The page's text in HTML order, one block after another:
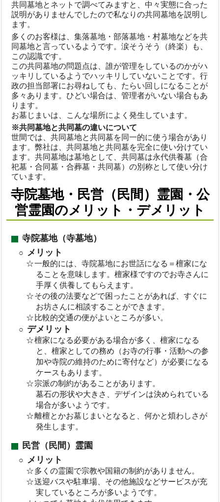
共同墓地とネットで調べてみますと、中々実態に合った
説明がありませんでしたので私なりの共同墓地を説明し
ます。
多くのお客様は、集落墓地・部落墓地・村墓地などを共
同墓地と言っているようです。涙そうそう（終楽）も、
この認識です。
この共同墓地の問題点は、誰が管理をしているのかがハ
ッキリしているようでハッキリしていないことです。行
政の担当部署にお尋ねしても、たらい回しになることが
多々あります。ひどい場合は、管理者がいない場合もあ
ります。
お墓じまいは、こんな場所によく発生しています。
※共同墓地と共同墓の違いについて
世間では、共同墓地と共同墓を同一的に使う場合があり
ます。弊社は、共同墓地と共同墓を完全に使い分けてい
ます。共同墓地は墓地として、共同墓は永代供養墓（合
祀墓・合同墓・合葬墓・共同墓）の別称として使い分け
ています。
寺院墓地・民営（民間）霊園・公
営霊園のメリット・デメリット
寺院墓地（寺墓地）
メリット
一般的には、寺院墓地にお世話になる＝檀家にな
ることを意味します。檀家様ですのでお寺さんに
手厚く供養してもらえます。
その後の法要などで困ったことがあれば、すぐに
お坊さんに相談することができます。
比較的交通の便がよいところが多い。
デメリット
檀家になる必要がある場合が多く、檀家になる
と、檀家としての務め（お寺の行事・活動への参
加や寺院の維持のために寄付など）が必要になる
ケースもあります。
宗派の制約があることがあります。
墓石の形状や大きさ、デザインは決められている
場合が多いようです。
離檀とかお墓じまいとなると、何かと煩わしさが
発生します。
民営（民間）霊園
メリット
多くの霊園で宗教や国籍の制約がありません。
送迎バスや駐車場、その他施設などサービスが充
実しているところが多いようです。